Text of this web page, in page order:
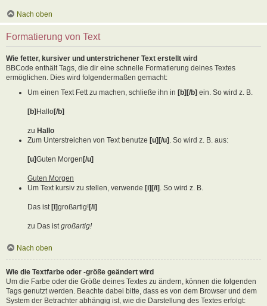
Nach oben
Formatierung von Text
Wie fetter, kursiver und unterstrichener Text erstellt wird
BBCode enthält Tags, die dir eine schnelle Formatierung deines Textes
ermöglichen. Dies wird folgendermaßen gemacht:
Um einen Text Fett zu machen, schließe ihn in [b][/b] ein. So wird z. B.
[b] Hallo[/b]
zu Hallo
Zum Unterstreichen von Text benutze [u][/u] . So wird z. B. aus:
[u]Guten Morgen [/u]
Guten Morgen
Um Text kursiv zu stellen, verwende [i][/i] . So wird z. B.
Das ist [i]großartig![/i]
zu Das istgroßartig!
Nach oben
Wie die Textfarbe oder -größe geändert wird
Um die Farbe oder die Größe deines Textes zu ändern, können die folgenden
Tags genutzt werden. Beachte dabei bitte, dass es von dem Browser und dem
System der Betrachter abhängig ist, wie die Darstellung des Textes erfolgt: